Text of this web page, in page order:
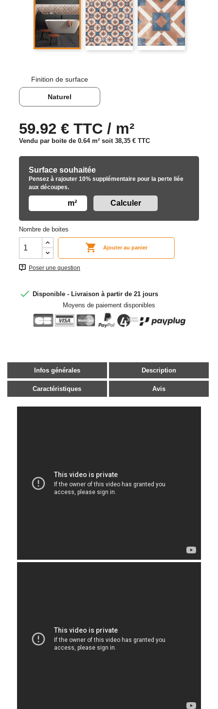
Finition de surface
Naturel
59.92 € TTC / m²
Vendu par boite de 0.64 m² soit 38,35 € TTC
Surface souhaitée
Pensez à rajouter 10% supplémentaire pour la perte liée
aux découpes.
m²
Nombre de boites
 Ajouter au panier
Poser une question
 Disponible - Livraison à partir de 21 jours
Moyens de paiement disponibles
Infos générales Description
Caractéristiques Avis